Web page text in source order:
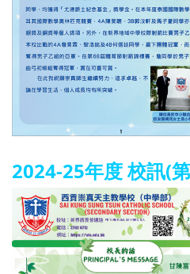
2024-25年度 校訊(